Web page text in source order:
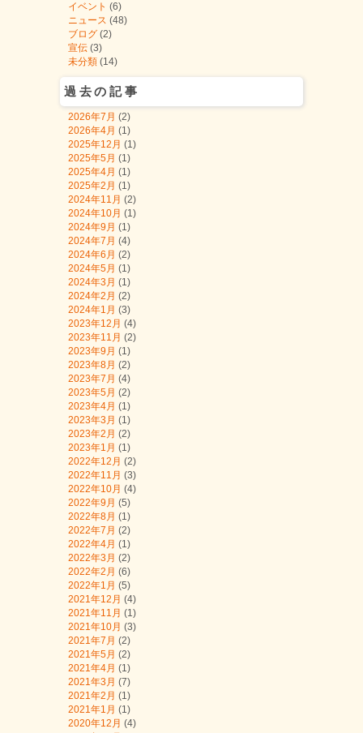
イベント (6)
ニュース (48)
ブログ (2)
宣伝 (3)
未分類 (14)
過去の記事
2026年7月 (2)
2026年4月 (1)
2025年12月 (1)
2025年5月 (1)
2025年4月 (1)
2025年2月 (1)
2024年11月 (2)
2024年10月 (1)
2024年9月 (1)
2024年7月 (4)
2024年6月 (2)
2024年5月 (1)
2024年3月 (1)
2024年2月 (2)
2024年1月 (3)
2023年12月 (4)
2023年11月 (2)
2023年9月 (1)
2023年8月 (2)
2023年7月 (4)
2023年5月 (2)
2023年4月 (1)
2023年3月 (1)
2023年2月 (2)
2023年1月 (1)
2022年12月 (2)
2022年11月 (3)
2022年10月 (4)
2022年9月 (5)
2022年8月 (1)
2022年7月 (2)
2022年4月 (1)
2022年3月 (2)
2022年2月 (6)
2022年1月 (5)
2021年12月 (4)
2021年11月 (1)
2021年10月 (3)
2021年7月 (2)
2021年5月 (2)
2021年4月 (1)
2021年3月 (7)
2021年2月 (1)
2021年1月 (1)
2020年12月 (4)